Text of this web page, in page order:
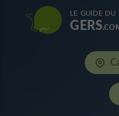
LE GUIDE DU
GERS